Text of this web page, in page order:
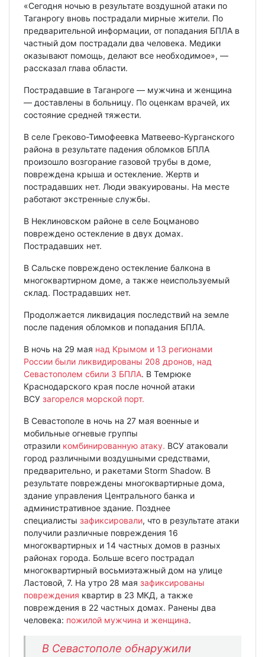
«Сегодня ночью в результате воздушной атаки по
Таганрогу вновь пострадали мирные жители. По
предварительной информации, от попадания БПЛА в
частный дом пострадали два человека. Медики
оказывают помощь, делают все необходимое», —
рассказал глава области.
Пострадавшие в Таганроге — мужчина и женщина
— доставлены в больницу. По оценкам врачей, их
состояние средней тяжести.
В селе Греково-Тимофеевка Матвеево-Курганского
района в результате падения обломков БПЛА
произошло возгорание газовой трубы в доме,
повреждена крыша и остекление. Жертв и
пострадавших нет. Люди эвакуированы. На месте
работают экстренные службы.
В Неклиновском районе в селе Боцманово
повреждено остекление в двух домах.
Пострадавших нет.
В Сальске повреждено остекление балкона в
многоквартирном доме, а также неиспользуемый
склад. Пострадавших нет.
Продолжается ликвидация последствий на земле
после падения обломков и попадания БПЛА.
В ночь на 29 мая над Крымом и 13 регионами
России были ликвидированы 208 дронов, над
Севастополем сбили 3 БПЛА. В Темрюке
Краснодарского края после ночной атаки
ВСУ загорелся морской порт.
В Севастополе в ночь на 27 мая военные и
мобильные огневые группы
отразили комбинированную атаку. ВСУ атаковали
город различными воздушными средствами,
предварительно, и ракетами Storm Shadow. В
результате повреждены многоквартирные дома,
здание управления Центрального банка и
административное здание. Позднее
специалисты зафиксировали, что в результате атаки
получили различные повреждения 16
многоквартирных и 14 частных домов в разных
районах города. Больше всего пострадал
многоквартирный восьмиэтажный дом на улице
Ластовой, 7. На утро 28 мая зафиксированы
повреждения квартир в 23 МКД, а также
повреждения в 22 частных домах. Ранены два
человека: пожилой мужчина и женщина.
В Севастополе обнаружили